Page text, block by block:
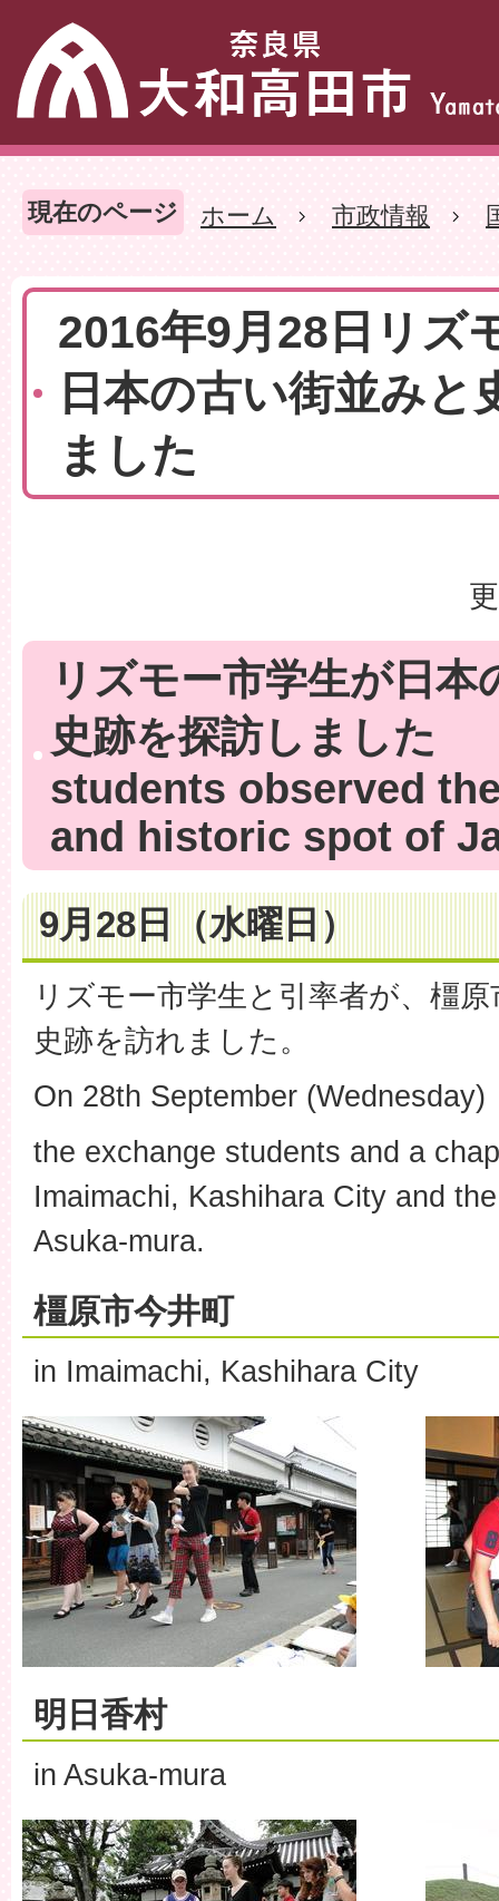
現在のページ ホーム 市政情報
2016年9月28日リズ
日本の古い街並みと
ました
リズモー市学生が日本
史跡を探訪しました
students observed
and historic spot of
9月28日（水曜日）
リズモー市学生と引率者が、橿
史跡を訪れました。
On 28th September (Wednesday)
the exchange students and a
Imaimachi, Kashihara City and
Asuka-mura.
橿原市今井町
in Imaimachi, Kashihara City
明日香村
in Asuka-mura